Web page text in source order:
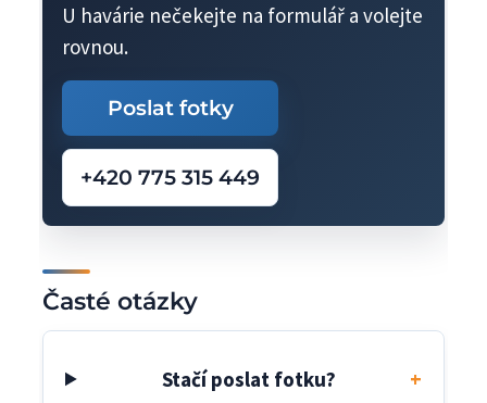
U havárie nečekejte na formulář a volejte
rovnou.
Poslat fotky
+420 775 315 449
Časté otázky
Stačí poslat fotku?